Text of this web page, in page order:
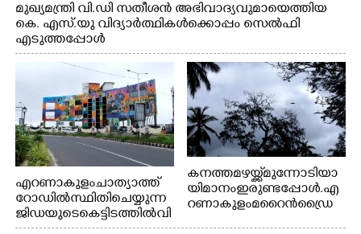
മുഖ്യമന്ത്രി വി.ഡി സതീശൻ അഭിവാദ്യവുമായെത്തിയ
കെ. എസ്.യു വിദ്യാർത്ഥികൾക്കൊപ്പം സെൽഫി
എടുത്തപ്പോൾ
എറണാകുളം ചാത്യാത്ത്
റോഡിൽ സ്ഥിതി ചെയ്യുന്ന
ജിഡയുടെ കെട്ടിടത്തിൽ വി
വിധ മേഖലകളിൽ പ്രാഗ
കനത്ത മഴയ്ക്ക് മുന്നോടിയാ
യി മാനം ഇരുണ്ടപ്പോൾ. എ
റണാകുളം മറൈൻഡ്രൈ